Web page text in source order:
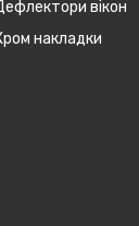
вікон
накладки